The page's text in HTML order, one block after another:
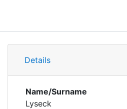
Details
Details
Name/Surname
Lyseck